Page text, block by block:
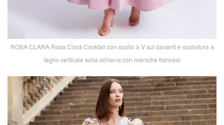
ROSA CLARA Rosa Clará Cocktail con scollo a V sul davanti e scollatura a
taglio verticale sulla schiena con maniche francesi